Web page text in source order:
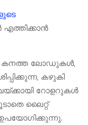
എത്തിക്കാൻ
കനത്ത ലോഡുകൾ,
കഴുകി
റോളറുകൾ
ലൈറ്റ്